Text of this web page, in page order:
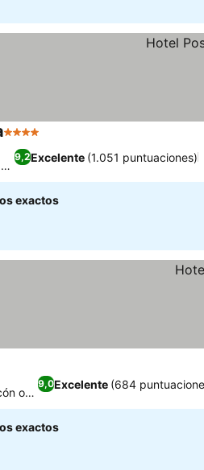
4 Estrellas
9,2Excelente (1.051 puntuaciones)
exactos
9,0Excelente (684
o
exactos